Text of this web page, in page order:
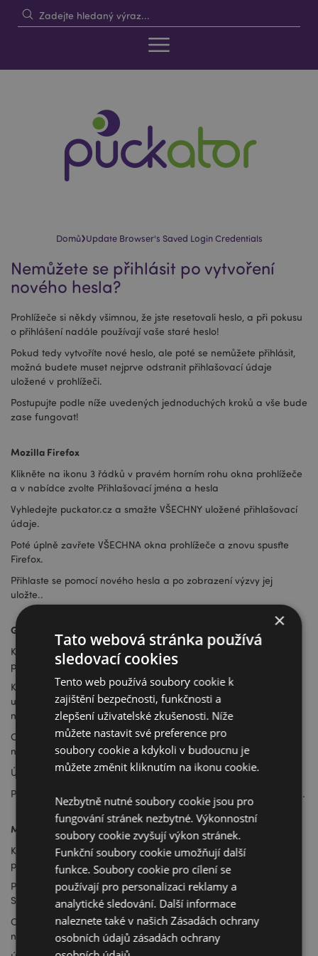
Domů›Update Browser's Saved Login Credentials
Nemůžete se přihlásit po vytvoření
nového hesla?
Prohlížeče si někdy všimnou, že jste resetovali heslo, a při pokusu
o přihlášení nadále používají vaše staré heslo!
Pokud tedy vytvoříte nové heslo, ale poté se nemůžete přihlásit,
možná budete muset nejprve odstranit přihlašovací údaje
uložené v prohlížeči.
Postupujte podle níže uvedených jednoduchých kroků a vše bude
zase fungovat!
Mozilla Firefox
Klikněte na ikonu 3 řádků v pravém horním rohu okna prohlížeče
a v nabídce zvolte Přihlašovací jména a hesla
Vyhledejte puckator.cz a smažte VŠECHNY uložené přihlašovací
údaje.
Poté úplně zavřete VŠECHNA okna prohlížeče a znovu spusťte
Firefox.
Přihlaste se pomocí nového hesla a po zobrazení výzvy jej
uložte..
Google Chrome
Klikněte na ikonu 3 puntíků v pravém horním rohu okna
prohlížeče
Klikněte na: Nastavení > Sjeďte dolů na „Pokročilé“ (malý text
uprostřed dole) > vyhledejte Automatické vyplňování a klikněte
na Hesla
Odstraňte uložené přihlašovací jméno pro puckator.cz kliknutím
na 3 tečky a Odebrat.
Úplně zavřete okna prohlížeče a znovu ho spusťte.
Přihlaste se pomocí nového hesla a po zobrazení výzvy jej uložte.
Microsoft Edge
Klikněte na ikonu 3 puntíků v pravém horním rohu okna
prohlížeče
Přejděte na: Nastavení > Pokročilá nastavení > vyhledejte
Spravovat hesla
Odstraňte uložené přihlašovací jméno pro puckator.cz kliknutím
na 3 tečky a Odebrat.
×
Tato webová stránka používá
sledovací cookies
Tento web používá soubory cookie k
zajištění bezpečnosti, funkčnosti a
zlepšení uživatelské zkušenosti. Níže
můžete nastavit své preference pro
soubory cookie a kdykoli v budoucnu je
můžete změnit kliknutím na ikonu cookie.
Nezbytně nutné soubory cookie jsou pro
fungování stránek nezbytné. Výkonnostní
soubory cookie zvyšují výkon stránek.
Funkční soubory cookie umožňují další
funkce. Soubory cookie pro cílení se
používají pro personalizaci reklamy a
analytické sledování. Další informace
naleznete také v našich Zásadách ochrany
osobních údajů zásadách ochrany